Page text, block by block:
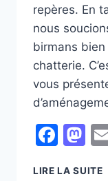
repères. En
nous
birmans
chatterie.
vous
LIRE LA SUITE